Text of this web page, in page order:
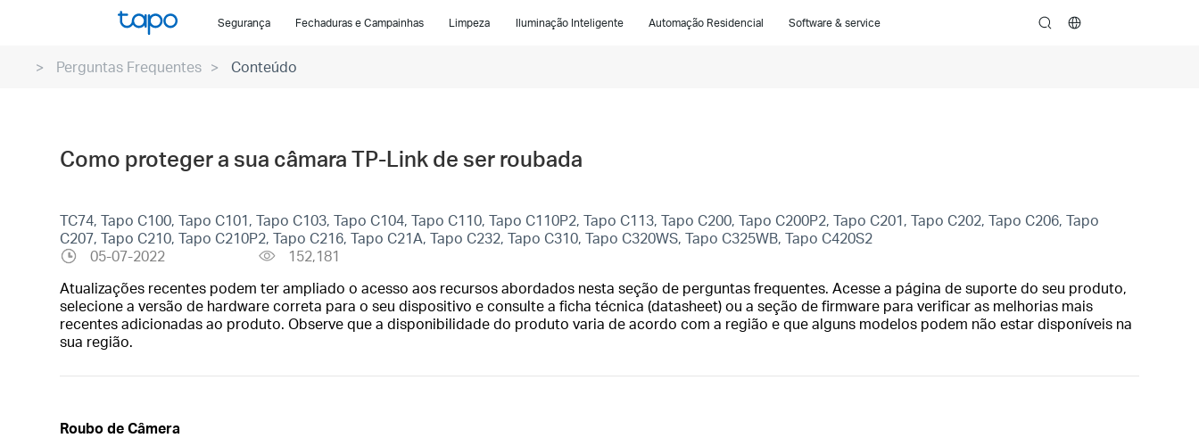
Segurança Fechaduras e Campainhas Limpeza Iluminação Inteligente Automação Residencial Software & service search
Perguntas Frequentes Conteúdo
Como proteger a sua câmara TP-Link de ser roubada
TC74, Tapo C100, Tapo C101, Tapo C103, Tapo C104, Tapo C110, Tapo C110P2, Tapo C113, Tapo C200, Tapo C200P2, Tapo C201, Tapo C202, Tapo C206, Tapo
C207, Tapo C210, Tapo C210P2, Tapo C216, Tapo C21A, Tapo C232, Tapo C310, Tapo C320WS, Tapo C325WB, Tapo C420S2
05-07-2022
152,181
Atualizações recentes podem ter ampliado o acesso aos recursos abordados nesta seção de perguntas frequentes. Acesse a página de suporte do seu produto,
selecione a versão de hardware correta para o seu dispositivo e consulte a ficha técnica (datasheet) ou a seção de firmware para verificar as melhorias mais
recentes adicionadas ao produto. Observe que a disponibilidade do produto varia de acordo com a região e que alguns modelos podem não estar disponíveis na
sua região.
Roubo de Câmera